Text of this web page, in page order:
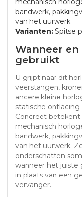
mechanisch
bandwerk,
van het uurwerk
Varianten: Spitse
Wanneer
gebruikt
U grijpt naar dit
veerstangen,
andere kleine
statische ontlading
Concreet betekent
mechanisch
bandwerk,
van het uurwerk.
onderschatten
wanneer het juiste
in plaats van een
vervanger.